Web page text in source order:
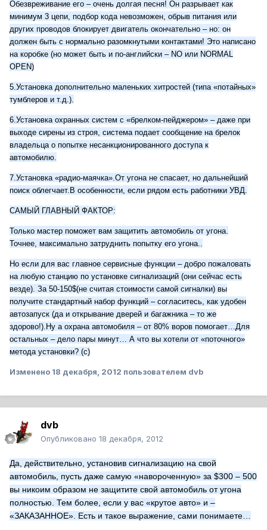
Обезвреживание его – очень долгая песня! Он разрывает как
минимум 3 цепи, подбор кода невозможен, обрыв питания или
других проводов блокирует двигатель окончательно – но: он
должен быть с нормально разомкнутыми контактами! Это написано
на коробке (но может быть и по-английски – NO или NORMAL
OPEN)
5.Установка дополнительно маленьких хитростей (типа «потайных»
тумблеров и т.д.).
6.Установка охранных систем с «брелком-пейджером» – даже при
выходе сирены из строя, система подает сообщение на брелок
владельца о попытке несанкционированного доступа к
автомобилю.
7.Установка «радио-маячка».От угона не спасает, но дальнейший
поиск облегчает.В особенности, если рядом есть работники УВД.
САМЫЙ ГЛАВНЫЙ ФАКТОР:
Только мастер поможет вам защитить автомобиль от угона.
Точнее, максимально затруднить попытку его угона..
Но если для вас главное сервисные функции – добро пожаловать
на любую станцию по установке сигнализаций (они сейчас есть
везде). За 50-150$(не считая стоимости самой сигналки) вы
получите стандартный набор функций – согласитесь, как удобен
автозапуск (да и открывание дверей и багажника – то же
здорово!).Ну а охрана автомобиля – от 80% воров помогает…Для
остальных – дело пары минут… А что вы хотели от «поточного»
метода установки? (с)
Изменено 18 декабря, 2012 пользователем dvb
dvb
Опубликовано 18 декабря, 2012
Да, действительно, установив сигнализацию на свой
автомобиль, пусть даже самую «навороченную» за $300 – 500
вы никоим образом не защитите свой автомобиль от угона
полностью. Тем более, если у вас «крутое авто» и –
«ЗАКАЗАННОЕ». Есть и такое выражение, сами понимаете…